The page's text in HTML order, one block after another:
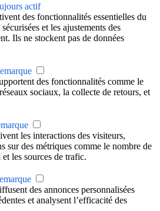
actif
des fonctionnalités essentielles du
et les ajustements des
Ils ne stockent pas de données
des fonctionnalités comme le
sociaux, la collecte de retours, et
les interactions des visiteurs,
sur des métriques comme le nombre de
les sources de trafic.
des annonces personnalisées
et analysent l’efficacité des